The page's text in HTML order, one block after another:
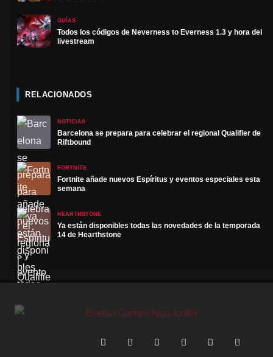
GUÍAS
Todos los códigos de Neverness to Everness 1.3 y hora del
livestream
RELACIONADOS
NOTICIAS
Barcelona se prepara para celebrar el regional Qualifier de
Riftbound
FORTNITE
Fortnite añade nuevos Espíritus y eventos especiales esta
semana
HEARTHSTONE
Ya están disponibles todas las novedades de la temporada
14 de Hearthstone